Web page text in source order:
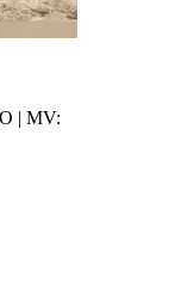
| MV: